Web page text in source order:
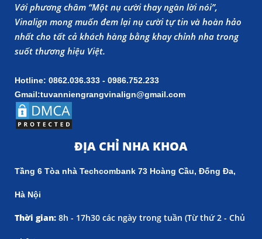
Với phương châm “Một nụ cười thay ngàn lời nói”,
Vinalign mong muốn đem lại nụ cười tự tin và hoàn hảo
nhất cho tất cả khách hàng bằng khay chỉnh nha trong
suốt thương hiệu Việt.
Hotline: 0862.036.333 - 0986.752.233
Gmail:tuvanniengrangvinalign@gmail.com
ĐỊA CHỈ NHA KHOA
Tầng 6 Tòa nhà Techcombank 73 Hoàng Cầu, Đống Đa,
Hà Nội
Thời gian: 8h - 17h30 các ngày trong tuần (Từ thứ 2 - Chủ